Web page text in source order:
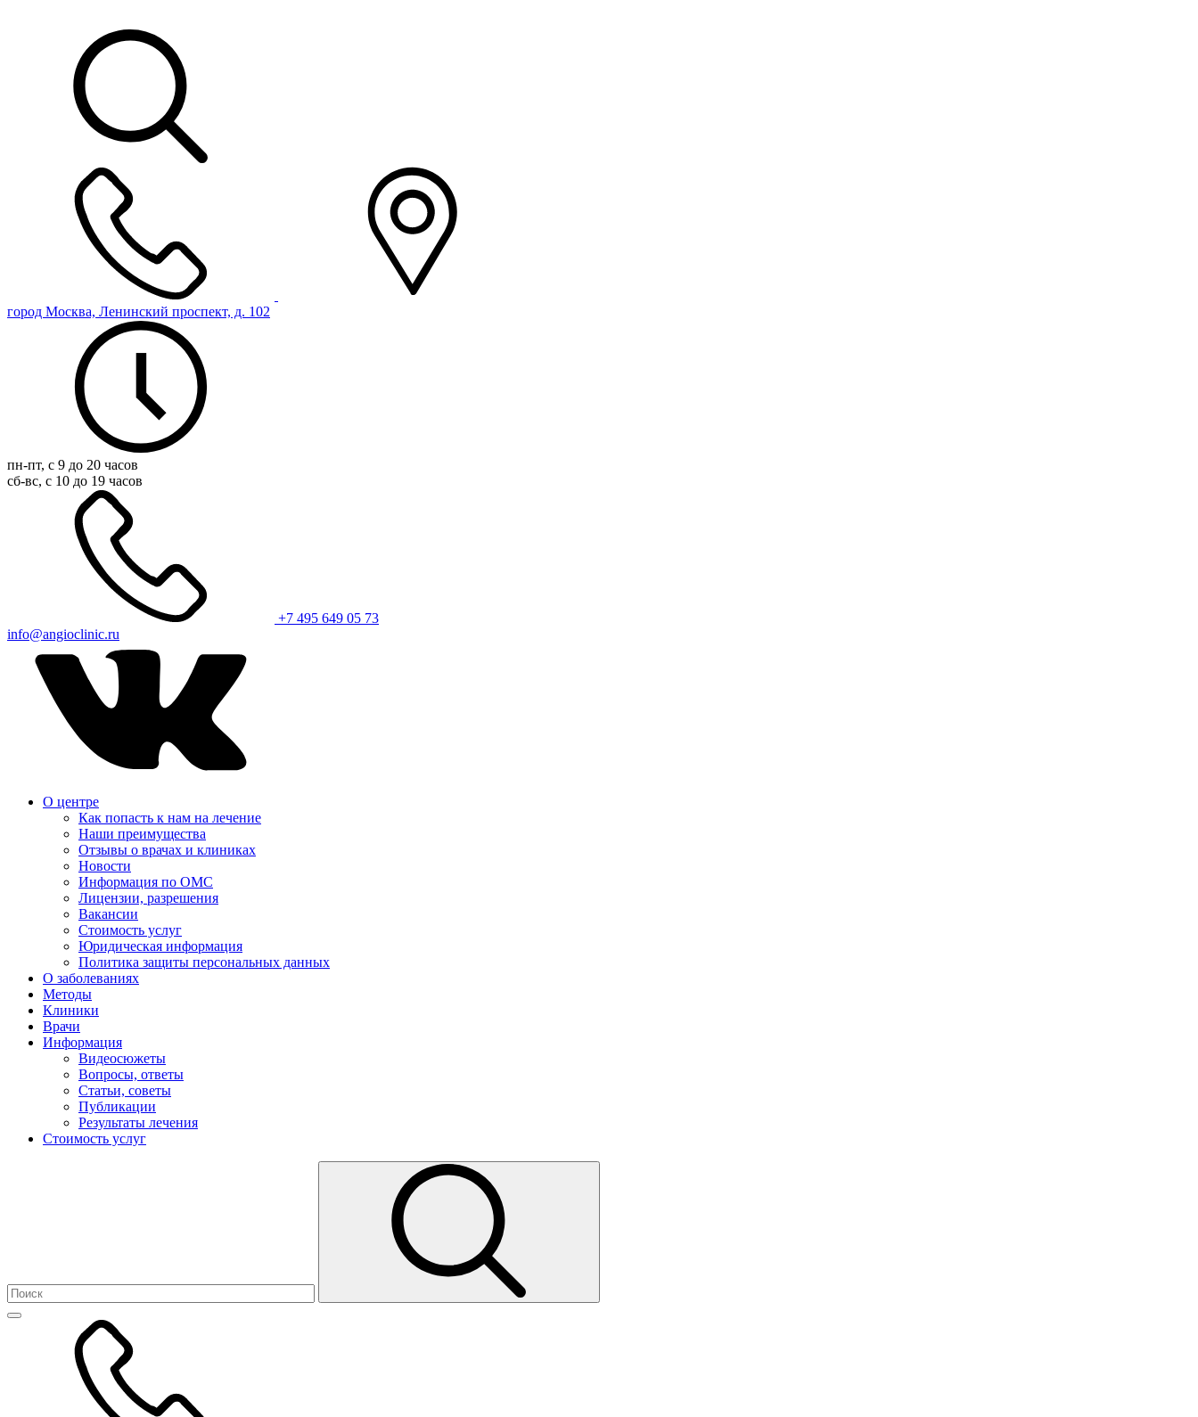
город Москва, Ленинский проспект, д. 102
пн-пт, с 9 до 20 часов
сб-вс, с 10 до 19 часов
+7 495 649 05 73
info@angioclinic.ru
О центре
Как попасть к нам на лечение
Наши преимущества
Отзывы о врачах и клиниках
Новости
Информация по ОМС
Лицензии, разрешения
Вакансии
Стоимость услуг
Юридическая информация
Политика защиты персональных данных
О заболеваниях
Методы
Клиники
Врачи
Информация
Видеосюжеты
Вопросы, ответы
Статьи, советы
Публикации
Результаты лечения
Стоимость услуг